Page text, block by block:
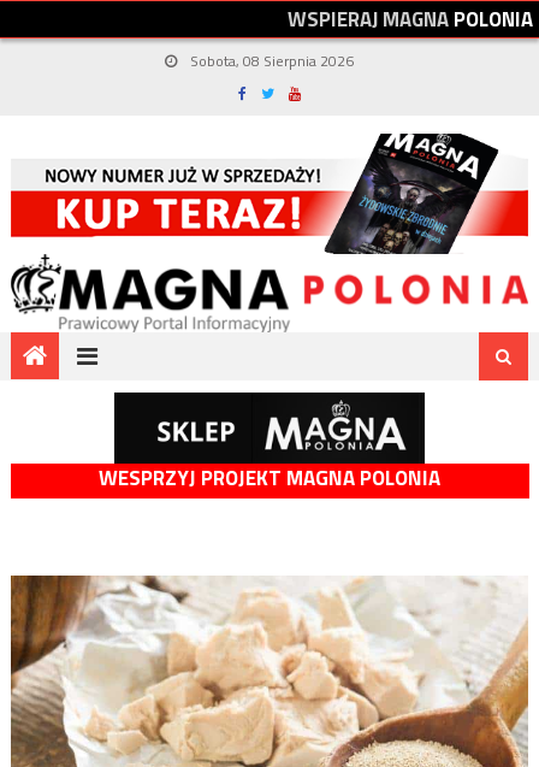
WSPIERAJMAGNAPOLONIA
Sobota, 08 Sierpnia 2026
WESPRZYJ PROJEKT MAGNA POLONIA